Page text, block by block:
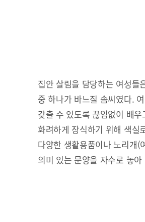
집안 살림을 담당하는 여성들
중 하나가 바느질 솜씨였다.
갖출 수 있도록 끊임없이 배
화려하게 장식하기 위해 색실
다양한 생활용품이나 노리개
의미 있는 문양을 자수로 놓